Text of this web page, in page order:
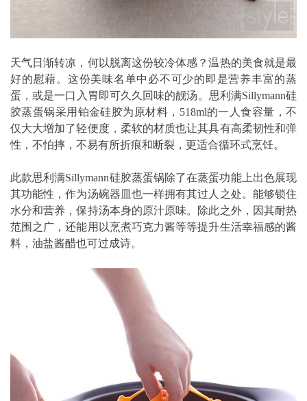
天气日渐转凉，何以脱离这份较冷体感？温热的美食就是最
好的慰藉。这份美味名单中必不可少的即是营养丰富的蒸
蛋，或是一口入胃即可久久回味的靓汤。思利满Sillymann硅
胶蒸蛋锅采用铂金硅胶为原材料，518ml的一人食容量，不
仅大大增加了轻便度，柔软的材质也让其具有高柔韧性和弹
性，不怕摔，不易有所折痕和断裂，更适合循环式烹饪。
此款思利满Sillymann硅胶蒸蛋锅除了在蒸蛋功能上出色展现
其功能性，作为汤碗器皿也一样拥有其过人之处。能够锁住
水分和营养，保持汤本身的原汁原味。除此之外，因其耐热
范围之广，还能用以烹煮巧克力酱等等提升生活幸福感的酱
料，油盐酱醋也可过成诗。